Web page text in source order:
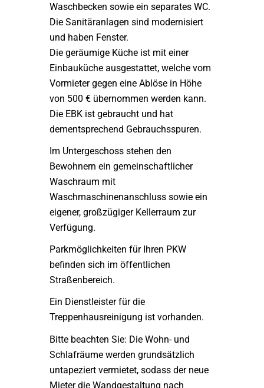
Waschbecken sowie ein separates WC.
Die Sanitäranlagen sind modernisiert
und haben Fenster.
Die geräumige Küche ist mit einer
Einbauküche ausgestattet, welche vom
Vormieter gegen eine Ablöse in Höhe
von 500 € übernommen werden kann.
Die EBK ist gebraucht und hat
dementsprechend Gebrauchsspuren.
Im Untergeschoss stehen den
Bewohnern ein gemeinschaftlicher
Waschraum mit
Waschmaschinenanschluss sowie ein
eigener, großzügiger Kellerraum zur
Verfügung.
Parkmöglichkeiten für Ihren PKW
befinden sich im öffentlichen
Straßenbereich.
Ein Dienstleister für die
Treppenhausreinigung ist vorhanden.
Bitte beachten Sie: Die Wohn- und
Schlafräume werden grundsätzlich
untapeziert vermietet, sodass der neue
Mieter die Wandgestaltung nach